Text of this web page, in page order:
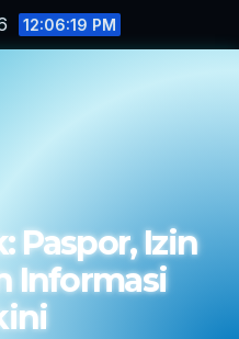
12:06:21 PM
Paspor, Izin
Informasi